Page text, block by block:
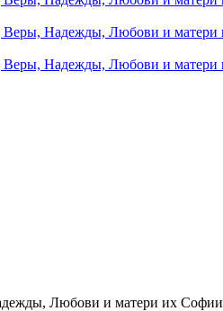
Любови и матери их Софии